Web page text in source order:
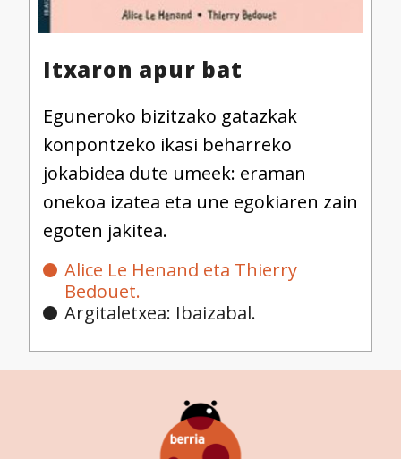
Itxaron apur bat
Eguneroko bizitzako gatazkak
konpontzeko ikasi beharreko
jokabidea dute umeek: eraman
onekoa izatea eta une egokiaren zain
egoten jakitea.
Alice Le Henand eta Thierry
Bedouet.
Argitaletxea: Ibaizabal.